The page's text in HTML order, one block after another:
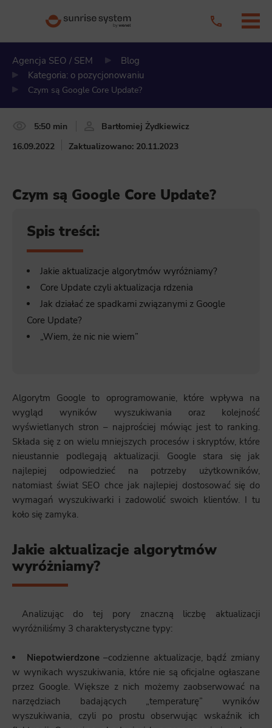
Agencja SEO / SEM
Blog
Kategoria: o pozycjonowaniu
Czym są Google Core Update?
5:50 min
Bartłomiej Żydkiewicz
16.09.2022
Zaktualizowano: 20.11.2023
Czym są Google Core Update?
Spis treści:
Jakie aktualizacje algorytmów wyróżniamy?
Core Update czyli aktualizacja rdzenia
Jak działać ze spadkami związanymi z Google
Core Update?
„Wiem, że nic nie wiem”
Algorytm Google to oprogramowanie, które wpływa na
wygląd wyników wyszukiwania oraz kolejność
wyświetlanych stron – najprościej mówiąc jest to ranking.
Składa się z on wielu mniejszych procesów i skryptów, które
nieustannie podlegają aktualizacji. Google stara się jak
najlepiej odpowiedzieć na potrzeby użytkowników,
natomiast świat SEO chce jak najlepiej dostosować się do
wymagań wyszukiwarki i zadowolić swoich klientów. I tu
koło się zamyka.
Jakie aktualizacje algorytmów
wyróżniamy?
Analizując do tej pory znaczną liczbę aktualizacji
wyróżniliśmy 3 charakterystyczne typy:
Niepotwierdzone–codzienne aktualizacje, bądź zmiany
w wynikach wyszukiwania, które nie są oficjalne ogłaszane
przez Google. Większe z nich możemy zaobserwować na
narzędziach badających „temperaturę” wyników
wyszukiwania, czyli po prostu obserwując wskaźnik ich